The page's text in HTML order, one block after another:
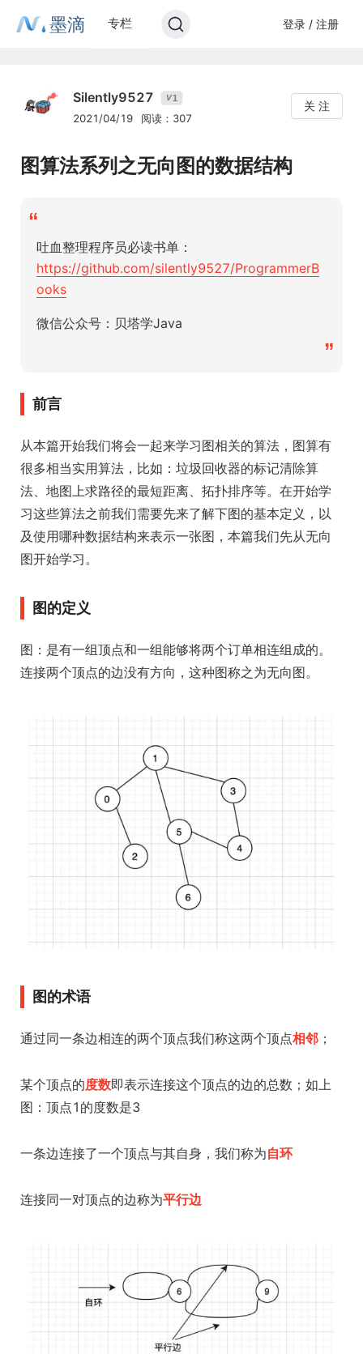
墨滴 专栏 登录 / 注册
Silently9527 V1
2021/04/19 阅读：307
关 注
图算法系列之无向图的数据结构
“
吐血整理程序员必读书单：
https://github.com/silently9527/ProgrammerB
ooks
微信公众号：贝塔学Java
”
前言
从本篇开始我们将会一起来学习图相关的算法，图算有
很多相当实用算法，比如：垃圾回收器的标记清除算
法、地图上求路径的最短距离、拓扑排序等。在开始学
习这些算法之前我们需要先来了解下图的基本定义，以
及使用哪种数据结构来表示一张图，本篇我们先从无向
图开始学习。
图的定义
图：是有一组顶点和一组能够将两个订单相连组成的。
连接两个顶点的边没有方向，这种图称之为无向图。
图的术语
通过同一条边相连的两个顶点我们称这两个顶点相邻 ；
某个顶点的度数即表示连接这个顶点的边的总数；如上
图：顶点1的度数是3
一条边连接了一个顶点与其自身，我们称为自环
连接同一对顶点的边称为平行边